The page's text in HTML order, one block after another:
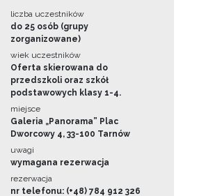
liczba uczestników
do 25 osób (grupy
zorganizowane)
wiek uczestników
Oferta skierowana do
przedszkoli oraz szkół
podstawowych klasy 1-4.
miejsce
Galeria „Panorama” Plac
Dworcowy 4, 33-100 Tarnów
uwagi
wymagana rezerwacja
rezerwacja
nr telefonu: (+48) 784 912 326